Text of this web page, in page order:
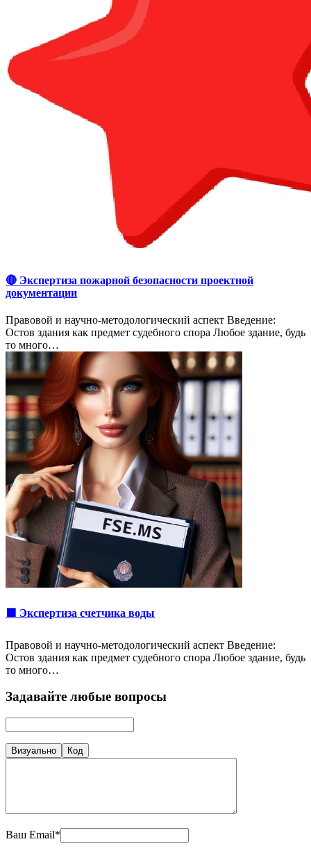
🔴 Экспертиза пожарной безопасности проектной
документации
Правовой и научно-методологический аспект Введение:
Остов здания как предмет судебного спора Любое здание, будь
то много…
🟩 Экспертиза счетчика воды
Правовой и научно-методологический аспект Введение:
Остов здания как предмет судебного спора Любое здание, будь
то много…
Задавайте любые вопросы
Визуально Код
Ваш Email*